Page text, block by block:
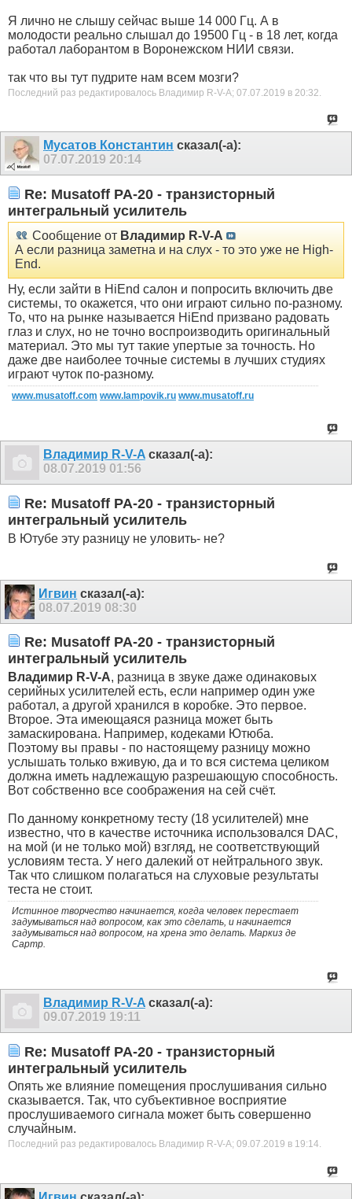
Я лично не слышу сейчас выше 14 000 Гц. А в
молодости реально слышал до 19500 Гц - в 18 лет, когда
работал лаборантом в Воронежском НИИ связи.
так что вы тут пудрите нам всем мозги?
Последний раз редактировалось Владимир R-V-A; 07.07.2019 в 20:32.
Мусатов Константин сказал(-а):
07.07.2019 20:14
Re: Musatoff PA-20 - транзисторный
интегральный усилитель
Сообщение от Владимир R-V-A
А если разница заметна и на слух - то это уже не High-
End.
Ну, если зайти в HiEnd салон и попросить включить две
системы, то окажется, что они играют сильно по-разному.
То, что на рынке называется HiEnd призвано радовать
глаз и слух, но не точно воспроизводить оригинальный
материал. Это мы тут такие упертые за точность. Но
даже две наиболее точные системы в лучших студиях
играют чуток по-разному.
www.musatoff.com www.lampovik.ru www.musatoff.ru
Владимир R-V-A сказал(-а):
08.07.2019 01:56
Re: Musatoff PA-20 - транзисторный
интегральный усилитель
В Ютубе эту разницу не уловить- не?
Игвин сказал(-а):
08.07.2019 08:30
Re: Musatoff PA-20 - транзисторный
интегральный усилитель
Владимир R-V-A, разница в звуке даже одинаковых
серийных усилителей есть, если например один уже
работал, а другой хранился в коробке. Это первое.
Второе. Эта имеющаяся разница может быть
замаскирована. Например, кодеками Ютюба.
Поэтому вы правы - по настоящему разницу можно
услышать только вживую, да и то вся система целиком
должна иметь надлежащую разрешающую способность.
Вот собственно все соображения на сей счёт.
По данному конкретному тесту (18 усилителей) мне
известно, что в качестве источника использовался DAC,
на мой (и не только мой) взгляд, не соответствующий
условиям теста. У него далекий от нейтрального звук.
Так что слишком полагаться на слуховые результаты
теста не стоит.
Истинное творчество начинается, когда человек перестает
задумываться над вопросом, как это сделать, и начинается
задумываться над вопросом, на хрена это делать. Маркиз де
Сартр.
Владимир R-V-A сказал(-а):
09.07.2019 19:11
Re: Musatoff PA-20 - транзисторный
интегральный усилитель
Опять же влияние помещения прослушивания сильно
сказывается. Так, что субъективное восприятие
прослушиваемого сигнала может быть совершенно
случайным.
Последний раз редактировалось Владимир R-V-A; 09.07.2019 в 19:14.